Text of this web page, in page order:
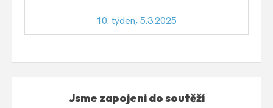
10. týden, 5.3.2025
Jsme zapojeni do soutěží